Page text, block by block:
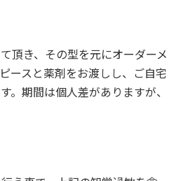
頂き、その型を元にオーダーメ
ースと薬剤をお渡しし、ご自宅
。期間は個人差がありますが、